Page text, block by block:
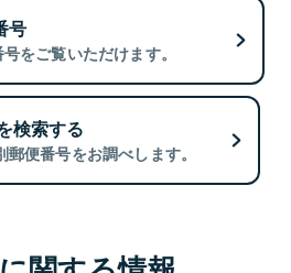
号
をご覧いただけます。
検索する
便番号をお調べします。